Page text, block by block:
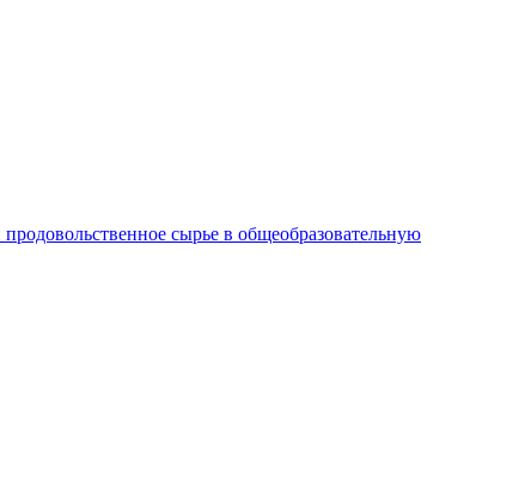
сырье в общеобразовательную